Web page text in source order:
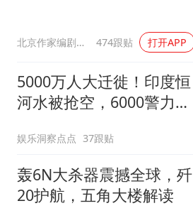
北京作家编剧肥猪满圈 474跟贴 打开APP
5000万人大迁徙！印度恒
河水被抢空，6000警力全
娱乐洞察点点 37跟贴
轰6N大杀器震撼全球，歼
20护航，五角大楼解读